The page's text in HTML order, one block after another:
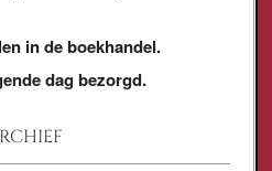
in de boekhandel.
dag bezorgd.